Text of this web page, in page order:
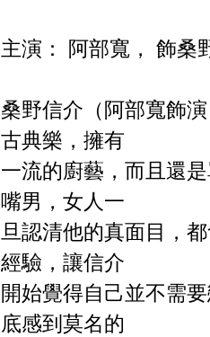
主演： 阿部寬， 飾桑
桑野信介（阿部寬飾
古典樂，擁有
一流的廚藝，而且還
嘴男，女人一
旦認清他的真面目，
經驗，讓信介
開始覺得自己並不需
底感到莫名的